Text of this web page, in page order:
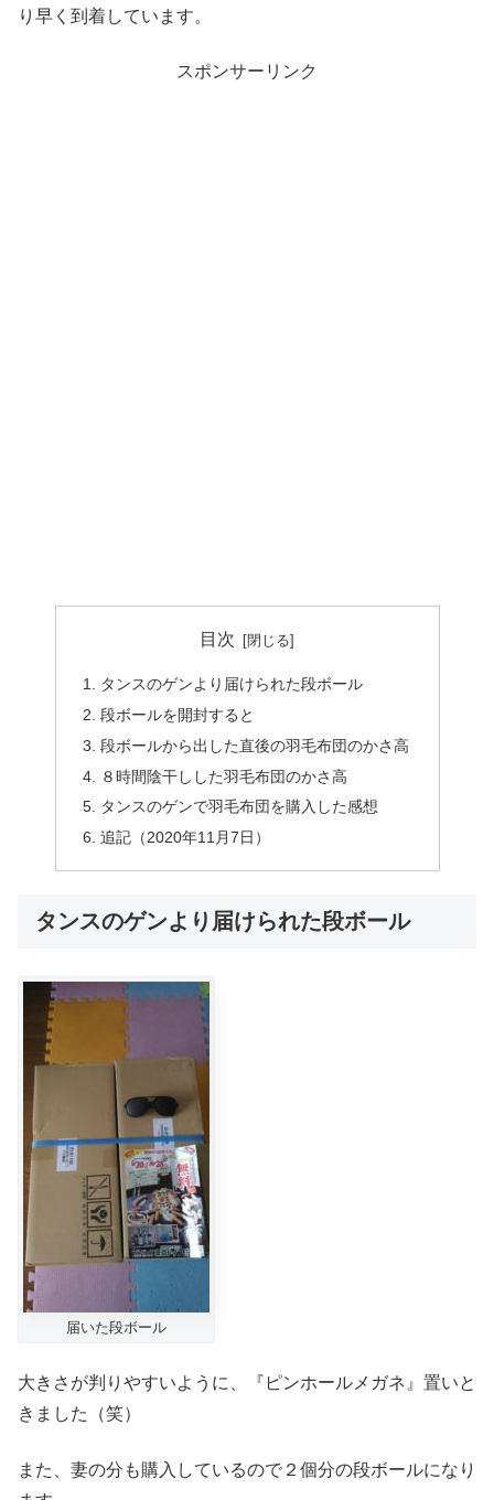
り早く到着しています。
スポンサーリンク
目次
タンスのゲンより届けられた段ボール
段ボールを開封すると
段ボールから出した直後の羽毛布団のかさ高
８時間陰干しした羽毛布団のかさ高
タンスのゲンで羽毛布団を購入した感想
追記（2020年11月7日）
タンスのゲンより届けられた段ボール
届いた段ボール
大きさが判りやすいように、『ピンホールメガネ』置いと
きました（笑）
また、妻の分も購入しているので２個分の段ボールになり